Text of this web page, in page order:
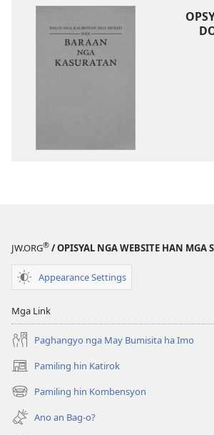
JW.ORG® / OPISYAL NGA WEBSITE HAN MGA
Appearance Settings
Mga Link
Paghangyo nga May Bumisita ha Imo
Pamiling hin Katirok
(opens
new
window)
Pamiling hin Kombensyon
(opens
new
window)
Ano an Bag-o?